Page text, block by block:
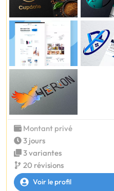
Montant privé
3 jours
3 variantes
20 révisions
Voir le profil